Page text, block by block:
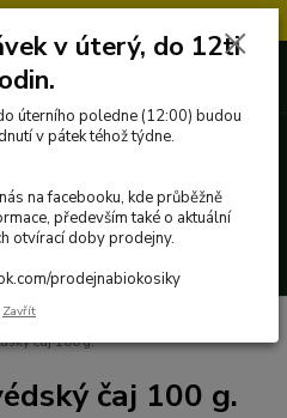
čaje, koření
čaj 100 g.
čaj 100 g.
v úterý, do 12ti
úterního poledne (12:00) budou
v pátek téhož týdne.
na facebooku, kde průběžně
především také o aktuální
otvírací doby prodejny.
prodejnabiokosiky
Zavřít